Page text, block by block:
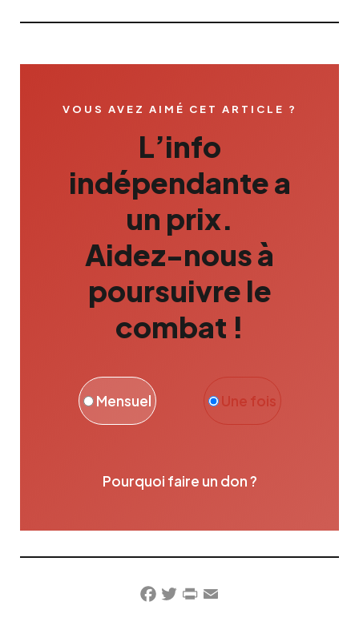
VOUS AVEZ AIMÉ CET ARTICLE ?
L’info
indépendante a
un prix.
Aidez-nous à
poursuivre le
combat !
Une fois
Mensuel
Pourquoi faire un don ?
Facebook
TwitterPrintFriendly
Email